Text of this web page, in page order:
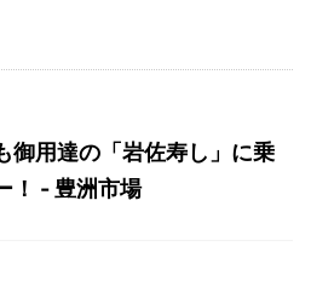
御用達の「岩佐寿し」に乗
！ - 豊洲市場